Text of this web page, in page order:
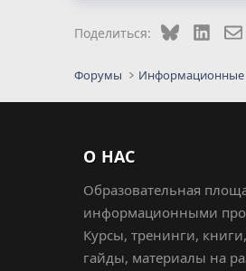
Поделиться: Bluesky
Форумы Информационные
О НАС
Образовательная
информационными
Курсы, тренинги,
гайды, материалы на